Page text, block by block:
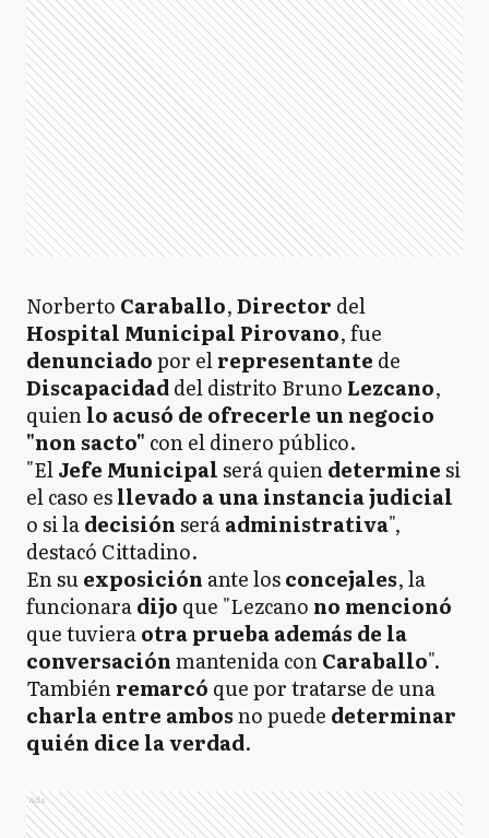
Norberto Caraballo,Director del
Hospital Municipal Pirovano, fue
denunciadopor elrepresentante de
Discapacidaddel distrito Bruno Lezcano,
quienlo acusó de ofrecerle un negocio
"non sacto" con el dinero público.
"ElJefe Municipalserá quiendeterminesi
el caso esllevado a una instancia judicial
o si ladecisiónseráadministrativa",
destacó Cittadino.
En suexposición ante losconcejales, la
funcionaradijo que "Lezcano no mencionó
que tuvieraotra pruebaademás de la
conversaciónmantenida conCaraballo".
Tambiénremarcó que por tratarse de una
charla entre ambosno puede determinar
quién dice la verdad.
Ads